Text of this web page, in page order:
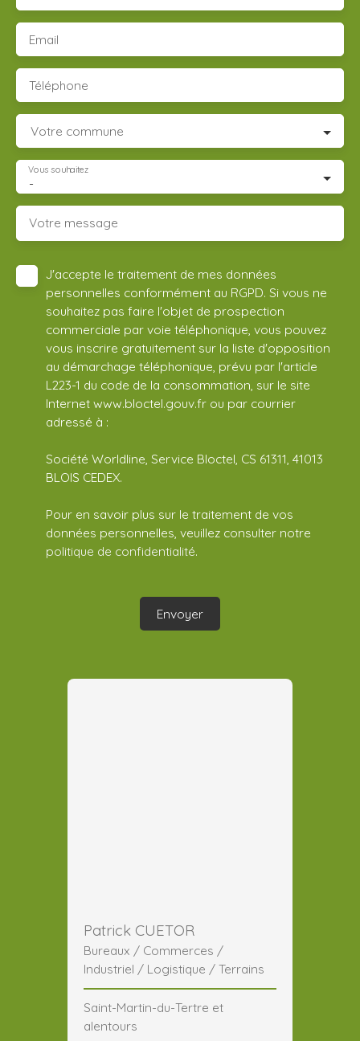
Email
Téléphone
Votre commune
-
Vous souhaitez
Votre message
J'accepte le traitement de mes données
personnelles conformément au RGPD. Si vous ne
souhaitez pas faire l'objet de prospection
commerciale par voie téléphonique, vous pouvez
vous inscrire gratuitement sur la liste d'opposition
au démarchage téléphonique, prévu par l'article
L223-1 du code de la consommation, sur le site
Internet www.bloctel.gouv.fr ou par courrier
adressé à :
Société Worldline, Service Bloctel, CS 61311, 41013
BLOIS CEDEX.
Pour en savoir plus sur le traitement de vos
données personnelles, veuillez consulter notre
politique de confidentialité.
Envoyer
Patrick CUETOR
Bureaux / Commerces /
Industriel / Logistique / Terrains
Saint-Martin-du-Tertre et
alentours